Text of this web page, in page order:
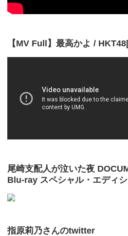
【MV Full】最高かよ /
尾崎支配人が泣いた夜
Blu-ray スペシャル・エディ
指原莉乃さんのtwitter